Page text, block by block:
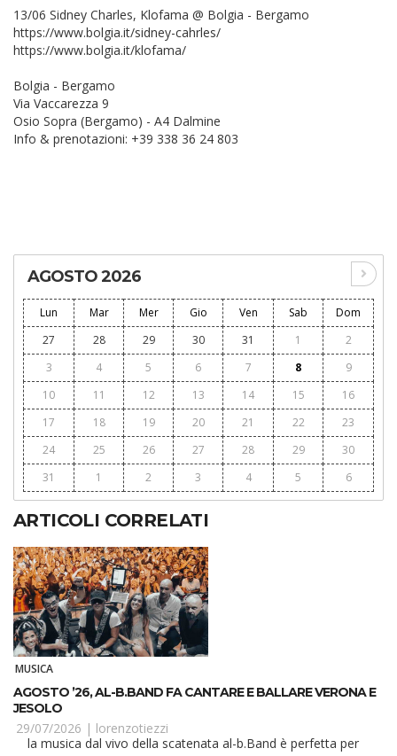
13/06 Sidney Charles, Klofama @ Bolgia - Bergamo
https://www.bolgia.it/sidney-cahrles/
https://www.bolgia.it/klofama/
Bolgia - Bergamo
Via Vaccarezza 9
Osio Sopra (Bergamo) - A4 Dalmine
Info & prenotazioni: +39 338 36 24 803
AGOSTO 2026
Lun Mar Mer Gio Ven Sab
Dom
27
28 29 30 31 1
2
3
4 5 6 7 8
9
10
11 12 13 14 15
16
17
18 19 20 21 22
23
24
25 26 27 28 29
30
31
1 2 3 4 5 6
ARTICOLI CORRELATI
MUSICA
AGOSTO ’26, AL-B.BAND FA CANTARE E BALLARE VERONA E
JESOLO
29/07/2026 | lorenzotiezzi